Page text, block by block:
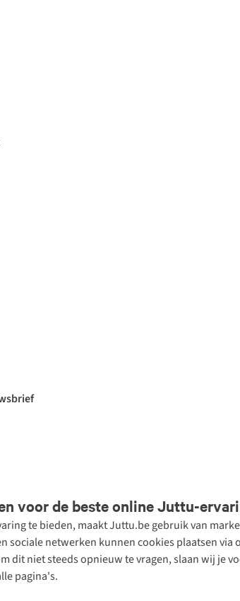
voor de beste online Juttu-
te bieden, maakt Juttu.be gebruik van
sociale netwerken kunnen cookies plaatsen
dit niet steeds opnieuw te vragen, slaan wij je
pagina's.
Disclaimer